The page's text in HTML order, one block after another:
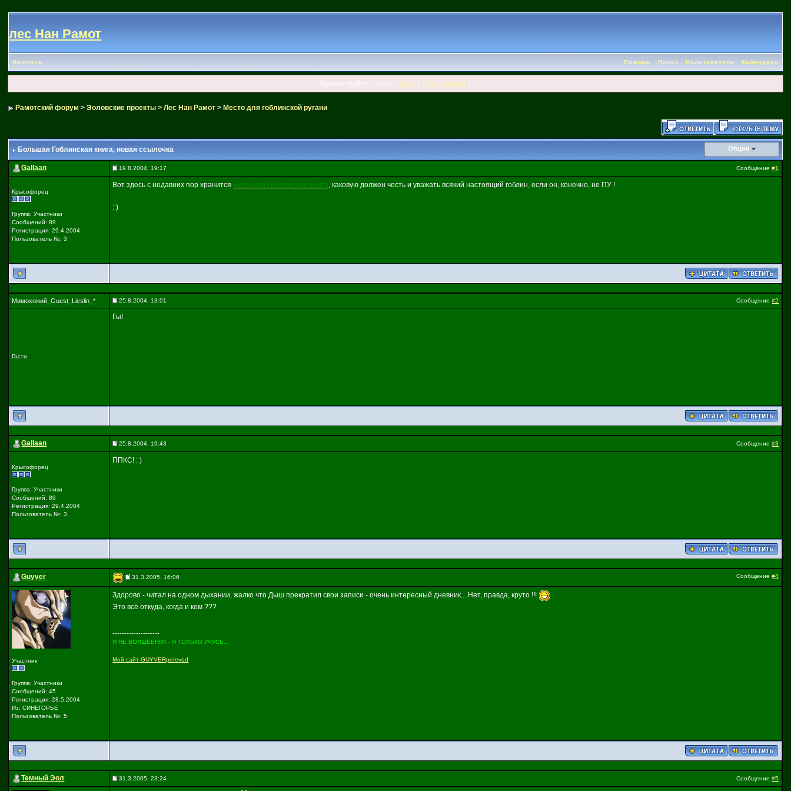
лес Нан Рамот
Ramot.ru Помощь Поиск Пользователи Календарь
Здравствуйте, гость Вход Регистрация
Рамотский форум >Эоловские проекты >Лес Нан Рамот > Место для гоблинской ругани
Большая Гоблинская книга, новая ссылочка Опции
Gallaan 19.8.2004, 19:17 Сообщение#1
Крысофорец
Группа: Участники
Сообщений: 89
Регистрация: 29.4.2004
Пользователь №: 3
Вот здесь с недавних пор хранится Большая Гоблинская книга, каковую должен честь и уважать всякий настоящий гоблин, если он, конечно, не ПУ !
: )
Мимохожий_Guest_Lieslin_* 25.8.2004, 13:01 Сообщение#2
Гости
Гы!
Gallaan 25.8.2004, 19:43 Сообщение#3
Крысофорец
Группа: Участники
Сообщений: 89
Регистрация: 29.4.2004
Пользователь №: 3
ППКС! : )
Guyver 31.3.2005, 16:06 Сообщение#4
Участник
Группа: Участники
Сообщений: 45
Регистрация: 28.5.2004
Из: СИНЕГОРЬЕ
Пользователь №: 5
Здорово - читал на одном дыхании, жалко что Дыш прекратил свои записи - очень интересный дневник... Нет, правда, круто !!!
Это всё откуда, когда и кем ???
--------------------
Я НЕ ВОЛШЕБНИК - Я ТОЛЬКО УЧУСЬ...
Мой сайт GUYVERperevod
Темный Эол 31.3.2005, 23:24 Сообщение#5